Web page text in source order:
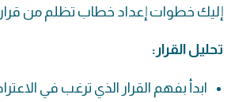
إليك خطوات إعداد خطاب تظلم من
تحليل القرار:
ابدأ بفهم القرار الذي ترغب في